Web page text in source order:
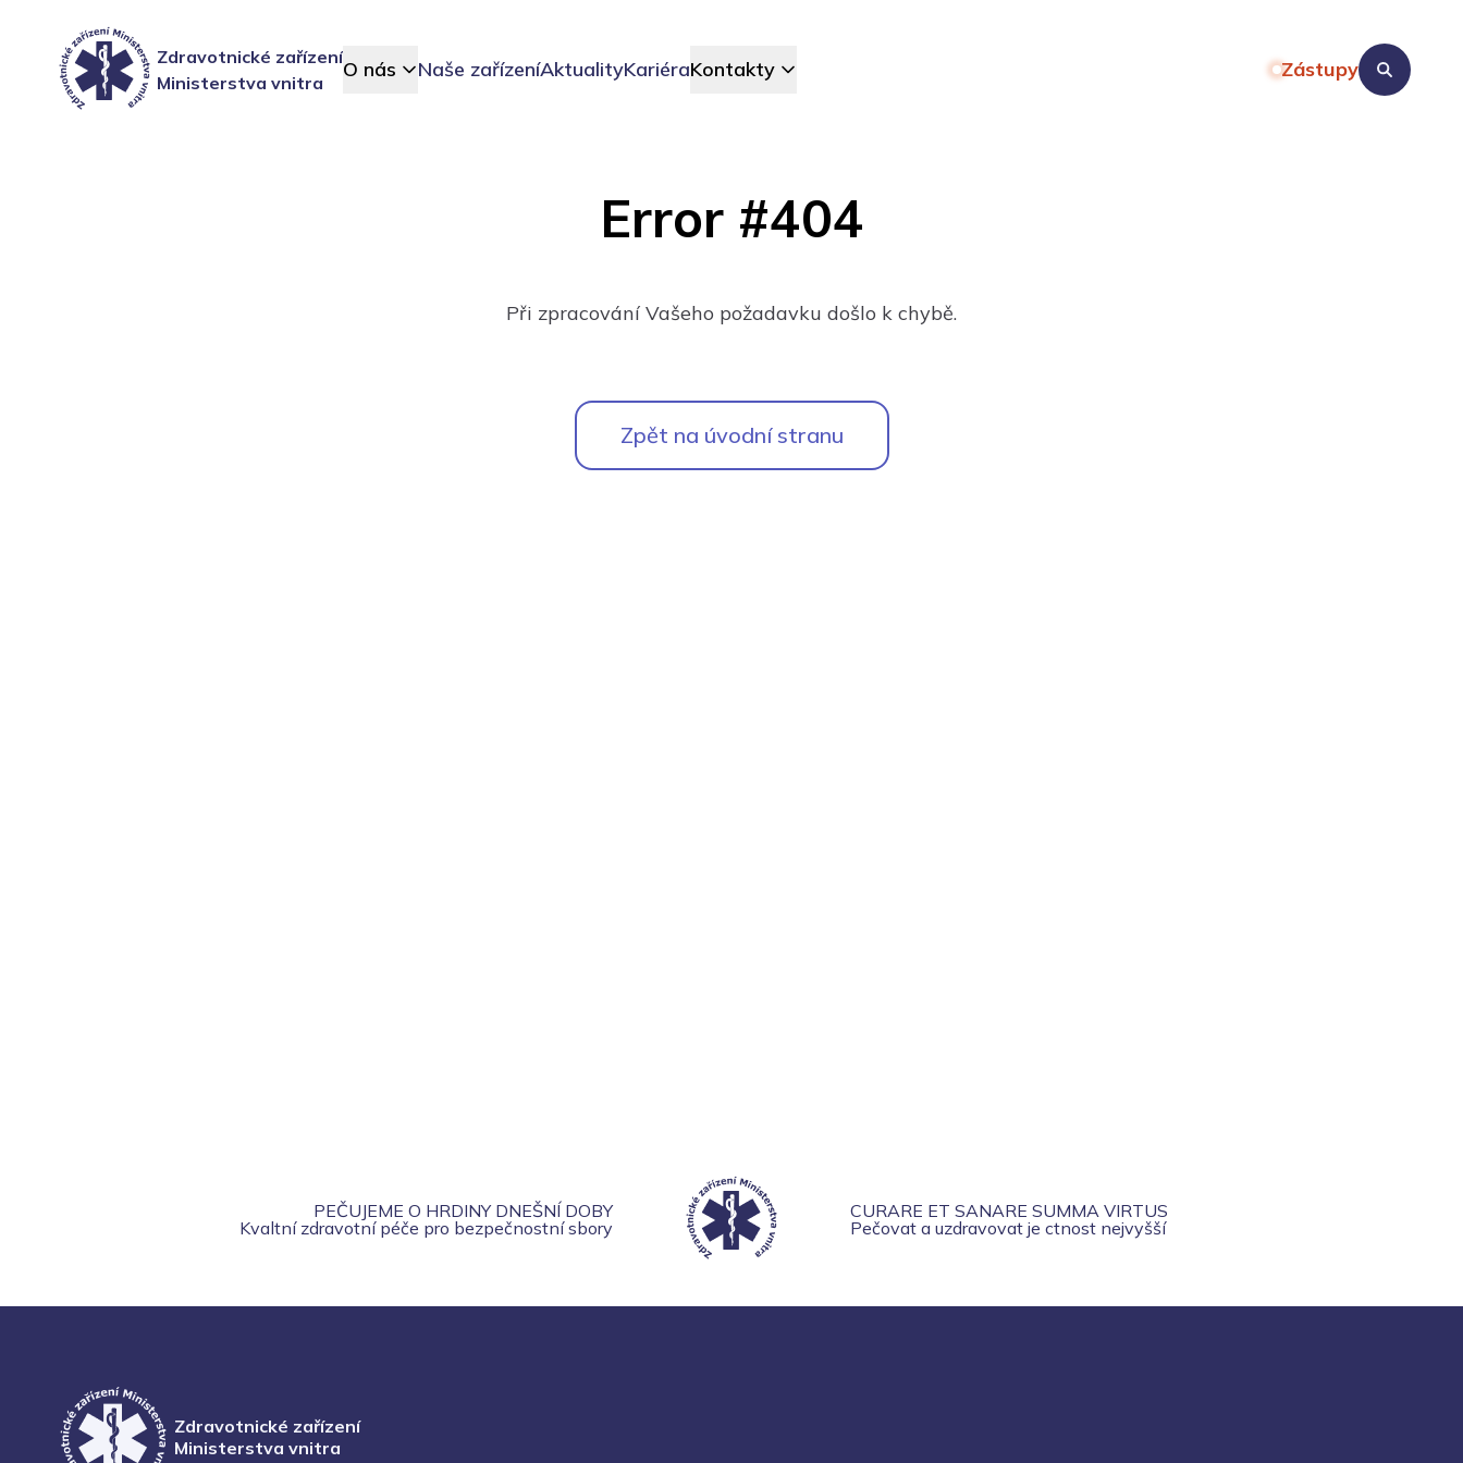
Zdravotnické zařízení
Ministerstva vnitra
O nás Naše zařízeníAktualityKariéraKontakty Zástupy
Error #404
Při zpracování Vašeho požadavku došlo k chybě.
Zpět na úvodní stranu
PEČUJEME O HRDINY DNEŠNÍ DOBY
Kvaltní zdravotní péče pro bezpečnostní sbory
CURARE ET SANARE SUMMA VIRTUS
Pečovat a uzdravovat je ctnost nejvyšší
Zdravotnické zařízení
Ministerstva vnitra